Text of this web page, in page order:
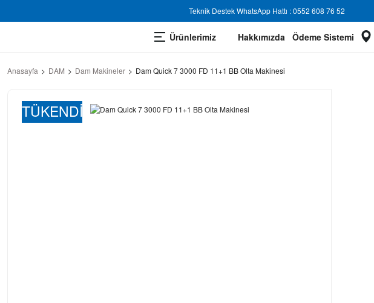
Teknik Destek WhatsApp Hattı : 0552 608 76 52
Ürünlerimiz Hakkımızda Ödeme Sistemi
Anasayfa DAM Dam Makineler Dam Quick 7 3000 FD 11+1 BB Olta Makinesi
TÜKENDİ